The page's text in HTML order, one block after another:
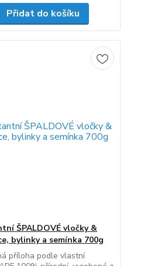
Přidat do košíku
ŠPALDOVÉ vločky &
bylinky a semínka 700g
příloha podle vlastní